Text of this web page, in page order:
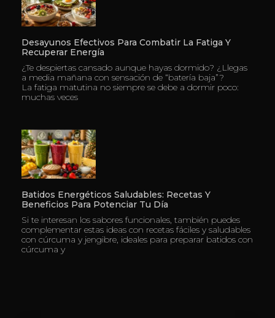
Desayunos Efectivos Para Combatir La Fatiga Y
Recuperar Energía
¿Te despiertas cansado aunque hayas dormido? ¿Llegas
a media mañana con sensación de “batería baja”?
La fatiga matutina no siempre se debe a dormir poco:
muchas veces
Batidos Energéticos Saludables: Recetas Y
Beneficios Para Potenciar Tu Día
Si te interesan los sabores funcionales, también puedes
complementar estas ideas con recetas fáciles y saludables
con cúrcuma y jengibre, ideales para preparar batidos con
cúrcuma y